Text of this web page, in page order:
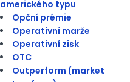
amerického typu
Opční prémie
Operativní marže
Operativní zisk
OTC
Outperform (market